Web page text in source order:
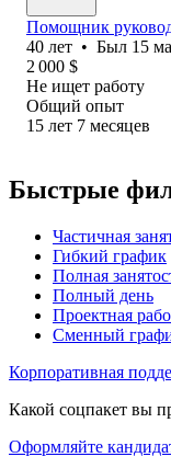
Помощник
40 лет • Был 15
2 000 $
Не ищет работу
Общий опыт
15 лет 7 месяцев
Быстрые
Частичная
Гибкий график
Полная
Полный день
Проектная
Сменный
Корпоративная
Какой соцпакет вы
Оформляйте